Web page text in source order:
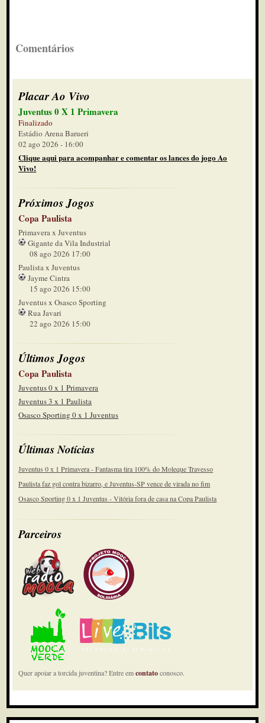
Comentários
Placar Ao Vivo
Juventus 0 X 1 Primavera
Finalizado
Estádio Arena Barueri
02 ago 2026 - 16:00
Clique aqui para acompanhar e comentar os lances do jogo Ao
Vivo!
Próximos Jogos
Copa Paulista
Primavera x Juventus
Gigante da Vila Industrial
08 ago 2026 17:00
Paulista x Juventus
Jayme Cintra
15 ago 2026 15:00
Juventus x Osasco Sporting
Rua Javari
22 ago 2026 15:00
Últimos Jogos
Copa Paulista
Juventus 0 x 1 Primavera
Juventus 3 x 1 Paulista
Osasco Sporting 0 x 1 Juventus
Últimas Notícias
Juventus 0 x 1 Primavera - Fantasma tira 100% do Moleque Travesso
Paulista faz gol contra bizarro, e Juventus-SP vence de virada no fim
Osasco Sporting 0 x 1 Juventus - Vitória fora de casa na Copa Paulista
Parceiros
Quer apoiar a torcida juventina? Entre emcontatoconosco.